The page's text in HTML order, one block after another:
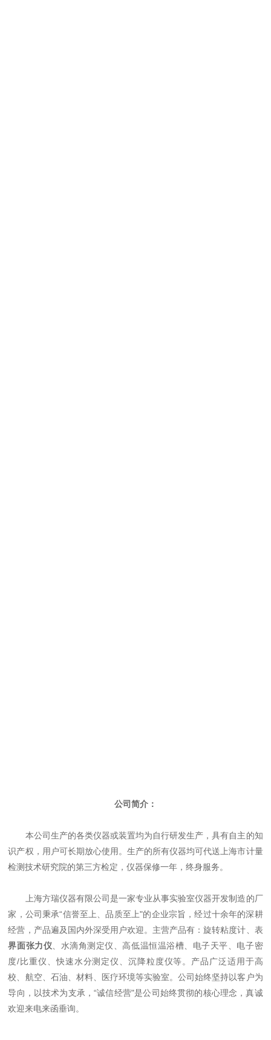
公司简介：
本公司生产的各类仪器或装置均为自行研发生产，具有自主的知
识产权，用户可长期放心使用。生产的所有仪器均可代送上海市计量
检测技术研究院的第三方检定，仪器保修一年，终身服务。
上海方瑞仪器有限公司是一家专业从事实验室仪器开发制造的厂
家，公司秉承“信誉至上、品质至上"的企业宗旨，经过十余年的深耕
经营，产品遍及国内外深受用户欢迎。主营产品有：旋转粘度计、表
界面张力仪 、水滴角测定仪、高低温恒温浴槽、电子天平、电子密
度/比重仪、快速水分测定仪、沉降粒度仪等。产品广泛适用于高
校、航空、石油、材料、医疗环境等实验室。公司始终坚持以客户为
导向，以技术为支承，“诚信经营"是公司始终贯彻的核心理念，真诚
欢迎来电来函垂询。